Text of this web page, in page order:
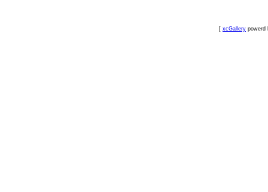
[ xcGallery